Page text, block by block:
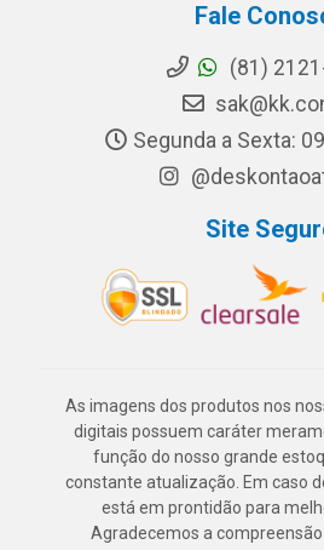
Fale
(81)
Segunda a Sexta:
Site
As imagens dos produtos nos
digitais possuem caráter
função do nosso grande
constante atualização. Em caso
está em prontidão para
Agradecemos a